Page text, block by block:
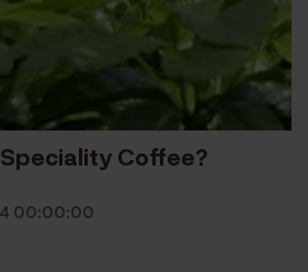
Coffee?
00:00:00